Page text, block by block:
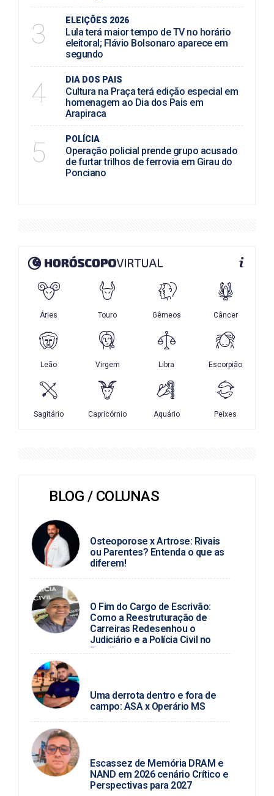
3 ELEIÇÕES 2026
Lula terá maior tempo de TV no horário
eleitoral; Flávio Bolsonaro aparece em
segundo
4 DIA DOS PAIS
Cultura na Praça terá edição especial em
homenagem ao Dia dos Pais em
Arapiraca
5 POLÍCIA
Operação policial prende grupo acusado
de furtar trilhos de ferrovia em Girau do
Ponciano
BLOG / COLUNAS
Osteoporose x Artrose: Rivais
ou Parentes? Entenda o que as
diferem!
O Fim do Cargo de Escrivão:
Como a Reestruturação de
Carreiras Redesenhou o
Judiciário e a Polícia Civil no
Brasil
Uma derrota dentro e fora de
campo: ASA x Operário MS
Escassez de Memória DRAM e
NAND em 2026 cenário Crítico e
Perspectivas para 2027